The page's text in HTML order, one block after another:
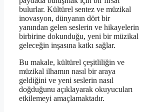
bulurlar. Kültürel sentez ve müzikal
inovasyon, dünyanın dört bir
yanından gelen seslerin ve hikayelerin
birbirine dokunduğu, yeni bir müzikal
geleceğin inşasına katkı sağlar.
Bu makale, kültürel çeşitliliğin ve
müzikal ilhamın nasıl bir araya
geldiğini ve yeni seslerin nasıl
doğduğunu açıklayarak okuyucuları
etkilemeyi amaçlamaktadır.